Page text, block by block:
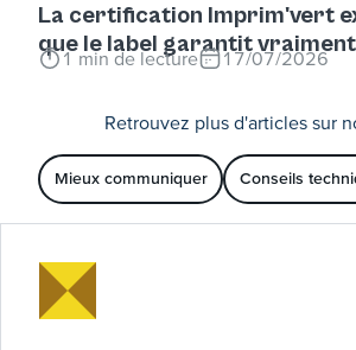
La certification Imprim'vert
que le label garantit vraiment
1min de lecture 17/07/2026
Retrouvez plus d'articles sur
Mieux communiquer Conseils